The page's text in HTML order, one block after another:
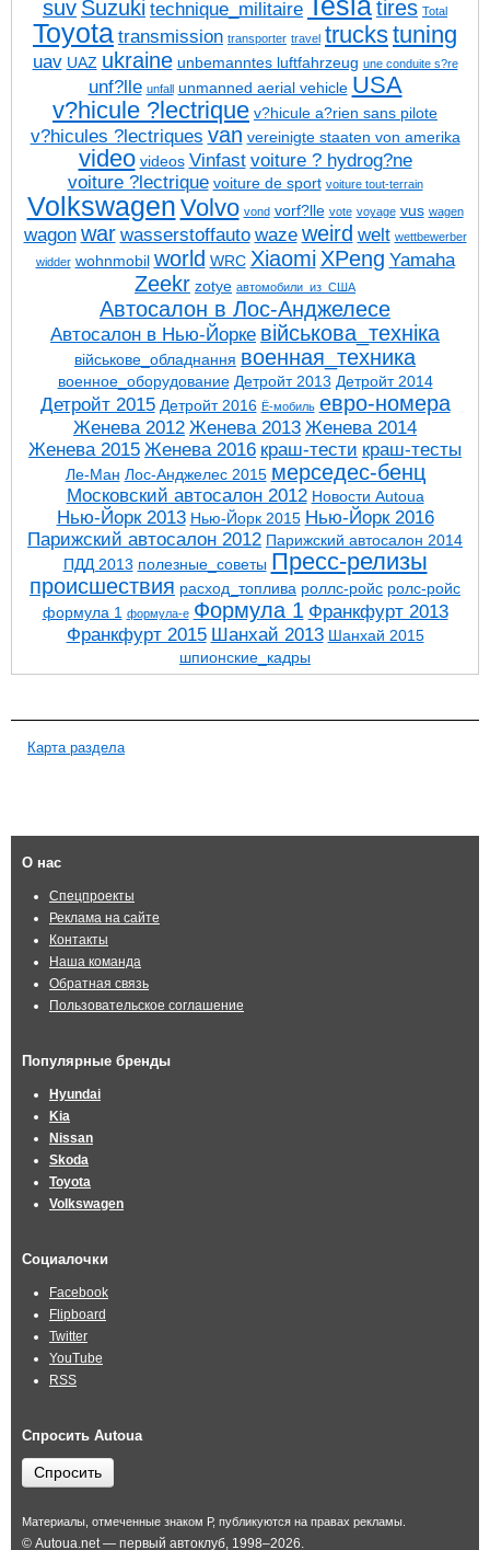
suv Suzuki technique_militaire tires Total
Toyota transmission transporter travel truckstuning
uav UAZ ukraine unbemanntes luftfahrzeug une conduite s?re
unf?lle unfall unmanned aerial vehicle USA
v?hicule ?lectrique v?hicule a?rien sans pilote
v?hicules ?lectriques van vereinigte staaten von amerika
video videos Vinfast voiture ? hydrog?ne
voiture ?lectrique voiture de sport voiture tout-terrain
Volkswagen Volvo vond vorf?lle vote voyage vus wagen
wagon war wasserstoffauto waze weird welt wettbewerber
widder wohnmobil world WRC Xiaomi XPeng Yamaha
Zeekr zotye автомобили_из_США
Автосалон в Лос-Анджелесе
Автосалон в Нью-Йорке військова_техніка
військове_обладнання военная_техника
военное_оборудование Детройт 2013 Детройт 2014
Детройт 2015 Детройт 2016 Ё-мобиль евро-номера
Женева 2012 Женева 2013 Женева 2014
Женева 2015 Женева 2016 краш-тести краш-тесты
Ле-Ман Лос-Анджелес 2015 мерседес-бенц
Московский автосалон 2012 Новости Autoua
Нью-Йорк 2013 Нью-Йорк 2015 Нью-Йорк 2016
Парижский автосалон 2012 Парижский автосалон 2014
ПДД 2013 полезные_советы Пресс-релизы
проиcшествия расход_топлива роллс-ройс ролс-ройс
формула 1 формула-е Формула 1 Франкфурт 2013
Франкфурт 2015 Шанхай 2013 Шанхай 2015
шпионские_кадры
Карта раздела
О нас
Спецпроекты
Реклама на сайте
Контакты
Наша команда
Обратная связь
Пользовательское соглашение
Популярные бренды
Hyundai
Kia
Nissan
Skoda
Toyota
Volkswagen
Социалочки
Facebook
Flipboard
Twitter
YouTube
RSS
Спросить Autoua
Спросить
Материалы, отмеченные знаком Р, публикуются на правах рекламы.
© Autoua.net — первый автоклуб, 1998–2026.